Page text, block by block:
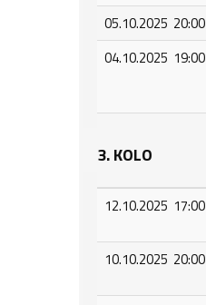
05.10.2025 20:00
04.10.2025 19:00
3. KOLO
12.10.2025 17:00
10.10.2025 20:00